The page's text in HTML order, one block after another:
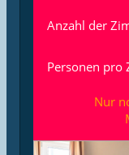
Anzahl der
Personen pro
Nur